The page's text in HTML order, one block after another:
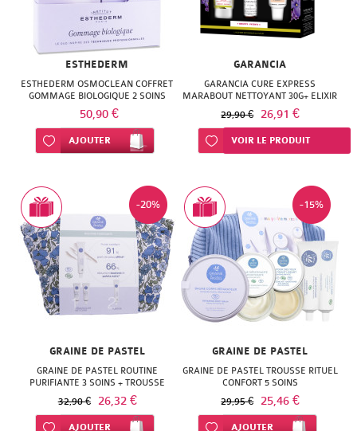
ESTHEDERM
ESTHEDERM OSMOCLEAN COFFRET
GOMMAGE BIOLOGIQUE 2 SOINS
50,90 €
Ajouter à ma liste d’envie
AJOUTER
GARANCIA
GARANCIA CURE EXPRESS
MARABOUT NETTOYANT 30G+ ELIXIR
5 ML + BB CREME 10 ML
29,90 € 26,91 €
Ajouter à ma liste d’envie
VOIR LE PRODUIT
-20%
GRAINE DE PASTEL
GRAINE DE PASTEL ROUTINE
PURIFIANTE 3 SOINS + TROUSSE
32,90 € 26,32 €
Ajouter à ma liste d’envie
AJOUTER
-15%
GRAINE DE PASTEL
GRAINE DE PASTEL TROUSSE RITUEL
CONFORT 5 SOINS
29,95 € 25,46 €
Ajouter à ma liste d’envie
AJOUTER